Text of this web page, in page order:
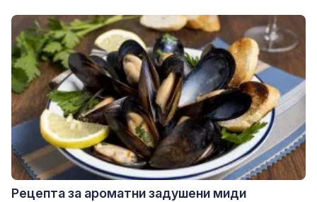
Рецепта за ароматни задушени миди